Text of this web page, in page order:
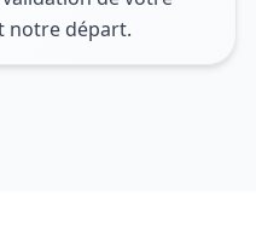
notre départ.